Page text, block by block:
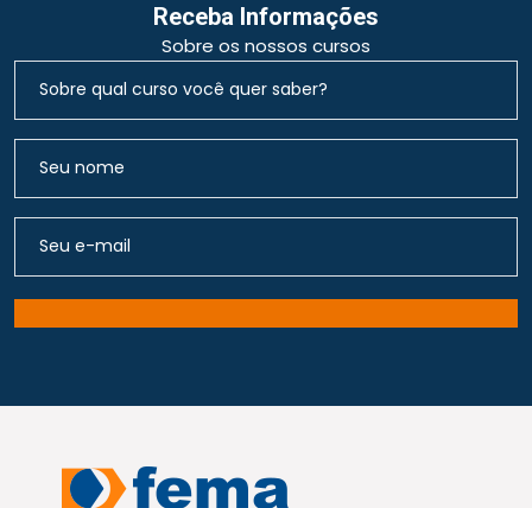
Receba Informações
Sobre os nossos cursos